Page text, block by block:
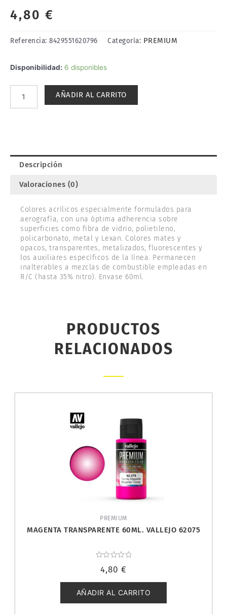
4,80 €
Referencia: 8429551620796 Categoría: PREMIUM
Disponibilidad: 6 disponibles
NEGRO
VALLEJO
AÑADIR AL CARRITO
Descripción
Valoraciones (0)
Colores acrílicos especialmente formulados para
aerografía, con una óptima adherencia sobre
superficies como fibra de vidrio, polietileno,
policarbonato, metal y Lexan. Colores mates y
opacos, transparentes, metalizados, fluorescentes y
los auxiliares específicos de la línea. Permanecen
inalterables a mezclas de combustible empleadas en
R/C (hasta 35% nitro). Envase 60ml.
PRODUCTOS
RELACIONADOS
PREMIUM
MAGENTA TRANSPARENTE 60ML. VALLEJO 62075
con
de
5
4,80 €
AÑADIR AL CARRITO